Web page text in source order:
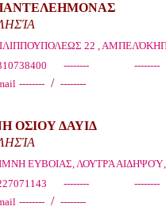
22 ,
-------- --------
-------- / --------
ΟΣΙΟΥ ΔΑΥΙΔ
ΕΥΒΟΙΑΣ, ΛΟΥΤΡΆ
-------- --------
-------- / --------